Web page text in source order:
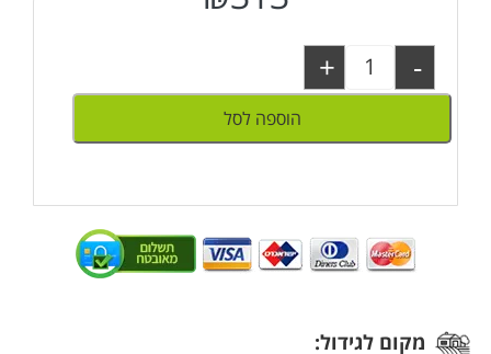
-
+
הוספה לסל
מקום לגידול: